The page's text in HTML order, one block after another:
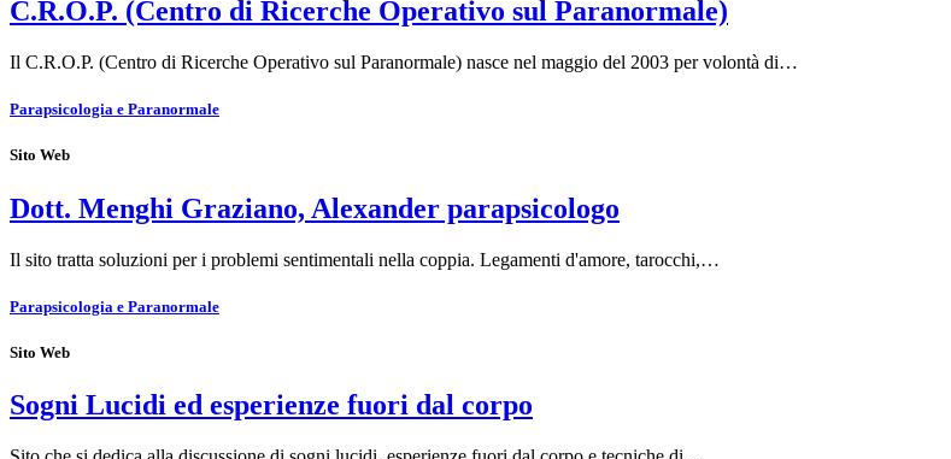
C.R.O.P. (Centro di Ricerche Operativo sul Paranormale)
Il C.R.O.P. (Centro di Ricerche Operativo sul Paranormale) nasce nel maggio del 2003 per volontà di…
Parapsicologia e Paranormale
Sito Web
Dott. Menghi Graziano, Alexander parapsicologo
Il sito tratta soluzioni per i problemi sentimentali nella coppia. Legamenti d'amore, tarocchi,…
Parapsicologia e Paranormale
Sito Web
Sogni Lucidi ed esperienze fuori dal corpo